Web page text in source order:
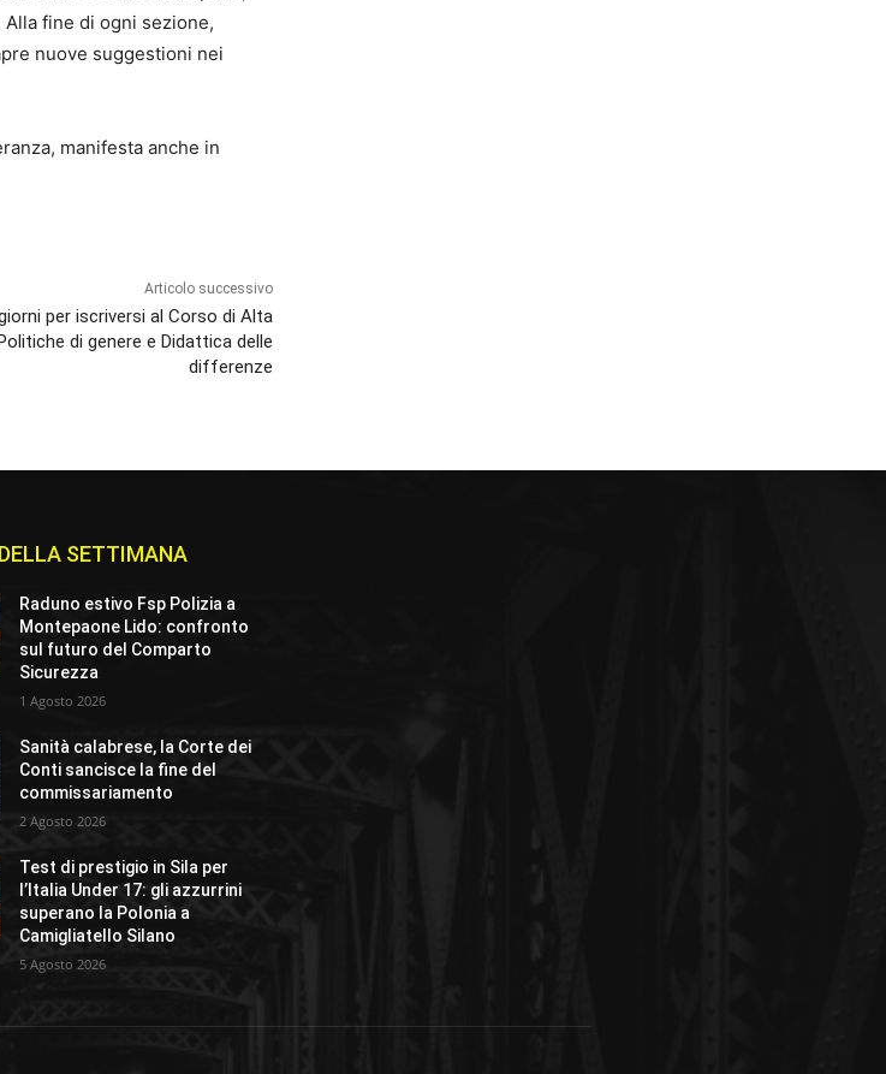
fine di ogni sezione,
nuove suggestioni nei
manifesta anche in
Articolo successivo
per iscriversi al Corso di Alta
di genere e Didattica delle
differenze
SETTIMANA
Raduno estivo Fsp Polizia a
Montepaone Lido: confronto
sul futuro del Comparto
Sicurezza
1 Agosto 2026
Sanità calabrese, la Corte dei
Conti sancisce la fine del
commissariamento
2 Agosto 2026
Test di prestigio in Sila per
l’Italia Under 17: gli azzurrini
superano la Polonia a
Camigliatello Silano
5 Agosto 2026